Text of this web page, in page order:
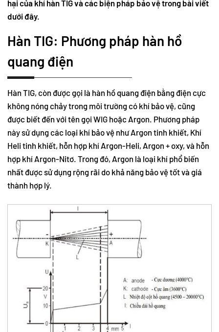
hại của khí hàn TIG và các biện pháp bảo vệ trong bài viết
dưới đây.
Hàn TIG: Phương pháp hàn hồ
quang điện
Hàn TIG, còn được gọi là hàn hồ quang điện bằng điện cực
không nóng chảy trong môi trường có khí bảo vệ, cũng
được biết đến với tên gọi WIG hoặc Argon. Phương pháp
này sử dụng các loại khí bảo vệ như Argon tinh khiết, Khí
Heli tinh khiết, hỗn hợp khí Argon-Heli, Argon + oxy, và hỗn
hợp khí Argon-Nitơ. Trong đó, Argon là loại khí phổ biến
nhất được sử dụng rộng rãi do khả năng bảo vệ tốt và giá
thành hợp lý.